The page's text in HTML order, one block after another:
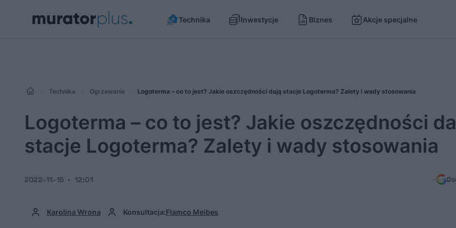
Technika Inwestycje Biznes Akcje specjalne
Technika Ogrzewanie Logoterma – co to jest? Jakie oszczędności dają stacje Logoterma? Zalety i wady stosowania
Logoterma – co to jest? Jakie oszczędności
stacje Logoterma? Zalety i wady stosowania
Karolina Wrona Konsultacja:Flamco Meibes
2022-11-15 12:01